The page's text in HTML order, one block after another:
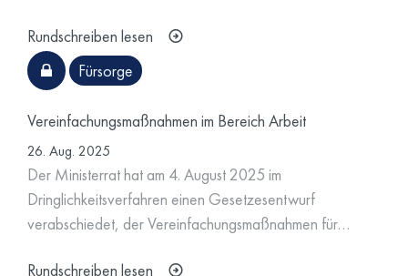
Rundschreiben lesen
Fürsorge
Vereinfachungsmaßnahmen im Bereich Arbeit
26. Aug. 2025
Der Ministerrat hat am 4. August 2025 im
Dringlichkeitsverfahren einen Gesetzesentwurf
verabschiedet, der Vereinfachungsmaßnahmen für…
Rundschreiben lesen